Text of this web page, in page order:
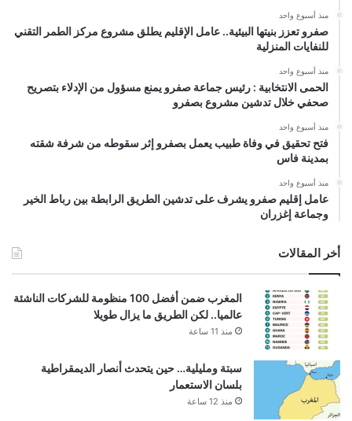
منذ أسبوع واحد
صفرو تعزز بنيتها البيئية.. عامل الإقليم يطلق مشروع مركز الطمر التقني
للنفايات المنزلية
منذ أسبوع واحد
الحمى الانتخابية : رئيس جماعة صفرو يمنع مسؤول من الإدلاء بتصريح
صحفي خلال تدشين مشروع بصفرو
منذ أسبوع واحد
فتح تحقيق في وفاة طبيب يعمل بصفرو إثر سقوطه من شرفة شقته
بمدينة فاس
منذ أسبوع واحد
عامل إقليم صفرو يشرف على تدشين الطريق الرابطة بين رباط الخير
وجماعة إغزران
أخر المقالات
المغرب ضمن أفضل 100 منظومة للشركات الناشئة
عالميا.. لكن الطريق ما يزال طويلا
منذ 11 ساعة
سبتة ومليلية… حين يتحدث أنصار الديمقراطية
بلسان الاستعمار
منذ 12 ساعة